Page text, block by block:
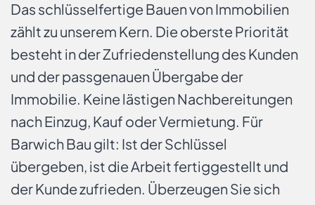
Das schlüsselfertige Bauen von Immobilien
zählt zu unserem Kern. Die oberste Priorität
besteht in der Zufriedenstellung des Kunden
und der passgenauen Übergabe der
Immobilie. Keine lästigen Nachbereitungen
nach Einzug, Kauf oder Vermietung. Für
Barwich Bau gilt: Ist der Schlüssel
übergeben, ist die Arbeit fertiggestellt und
der Kunde zufrieden. Überzeugen Sie sich